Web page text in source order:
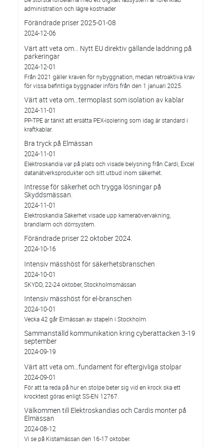
administration och lägre kostnader
Förändrade priser 2025-01-08
2024-12-06
Värt att veta om… Nytt EU direktiv gällande laddning på
parkeringar
2024-12-01
Från 2021 gäller kraven för nybyggnation, medan retroaktiva krav
för vissa befintliga byggnader införs från den 1 januari 2025.
Värt att veta om…termoplast som isolation av kablar
2024-11-01
PP-TPE är tänkt att ersätta PEX-isolering som idag är standard i
kraftkablar.
Bra tryck på Elmässan
2024-11-01
Elektroskandia var på plats och visade belysning från Cardi, Excel
datanätverksprodukter och sitt utbud inom säkerhet.
Intresse för säkerhet och trygga lösningar på
Skyddsmässan.
2024-11-01
Elektroskandia Säkerhet visade upp kameraövervakning,
brandlarm och dörrsystem.
Förändrade priser 22 oktober 2024.
2024-10-16
Intensiv mässhöst för säkerhetsbranschen
2024-10-01
SKYDD, 22-24 oktober, Stockholmsmässan
Intensiv mässhöst för el-branschen
2024-10-01
Vecka 42 går Elmässan av stapeln i Stockholm.
Sammanställd kommunikation kring cyberattacken 3-19
september
2024-09-19
Värt att veta om…fundament för eftergivliga stolpar
2024-09-01
För att ta reda på hur en stolpe beter sig vid en krock ska ett
krocktest göras enligt SS-EN 12767.
Välkommen till Elektroskandias och Cardis monter på
Elmässan
2024-08-12
Vi se på Kistamässan den 16-17 oktober.